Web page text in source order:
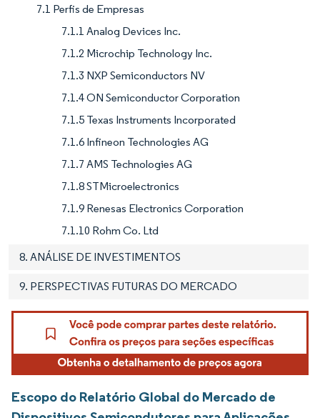
7.1 Perfis de Empresas
7.1.1 Analog Devices Inc.
7.1.2 Microchip Technology Inc.
7.1.3 NXP Semiconductors NV
7.1.4 ON Semiconductor Corporation
7.1.5 Texas Instruments Incorporated
7.1.6 Infineon Technologies AG
7.1.7 AMS Technologies AG
7.1.8 STMicroelectronics
7.1.9 Renesas Electronics Corporation
7.1.10 Rohm Co. Ltd
8. ANÁLISE DE INVESTIMENTOS
9. PERSPECTIVAS FUTURAS DO MERCADO
Escopo do Relatório Global do Mercado de